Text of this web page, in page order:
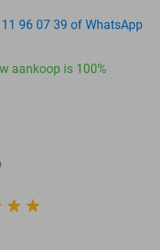
96 07 39 of WhatsApp
aankoop is 100%